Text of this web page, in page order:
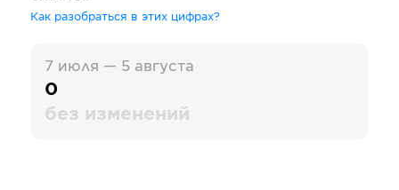
Как разобраться в этих цифрах?
7 июля — 5 августа
0
без изменений